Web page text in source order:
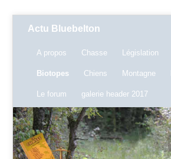
Actu Bluebelton
A propos Chasse Législation
Biotopes Chiens Montagne
Le forum galerie header 2017